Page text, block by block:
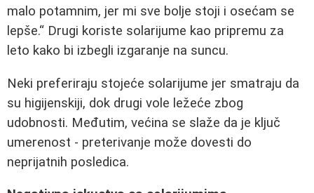
malo potamnim, jer mi sve bolje stoji i osećam se
lepše.
Drugi koriste solarijume kao pripremu za
leto kako bi izbegli izgaranje na suncu.
Neki preferiraju stojeće solarijume jer smatraju da
su higijenskiji, dok drugi vole ležeće zbog
udobnosti. Međutim, većina se slaže da je ključ
umerenost - preterivanje može dovesti do
neprijatnih posledica.